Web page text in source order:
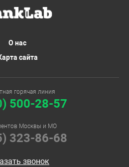
О нас
сайта
горячая линия
500-28-57
Москвы и МО
323-86-68
звонок